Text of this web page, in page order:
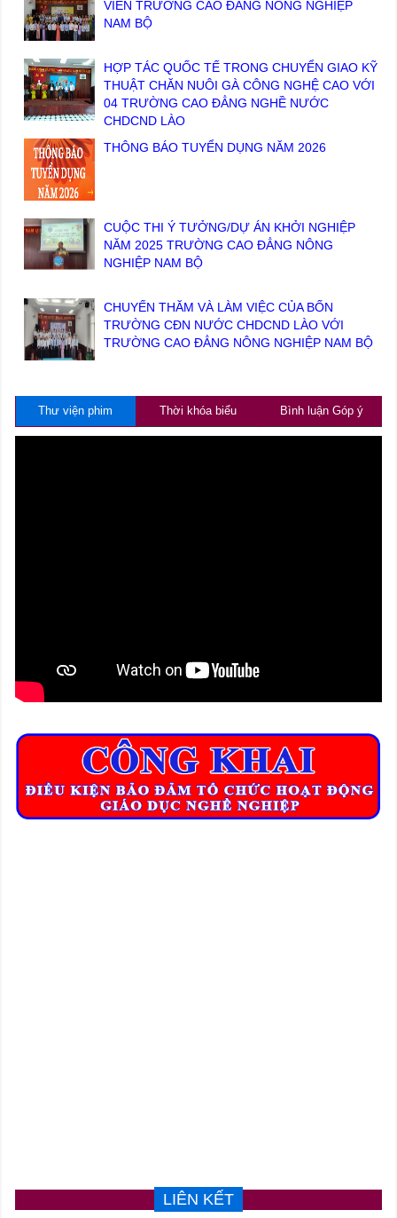
VIÊN TRƯỜNG CAO ĐẲNG NÔNG NGHIỆP
NAM BỘ
HỢP TÁC QUỐC TẾ TRONG CHUYỂN GIAO KỸ
THUẬT CHĂN NUÔI GÀ CÔNG NGHỆ CAO VỚI
04 TRƯỜNG CAO ĐẲNG NGHỀ NƯỚC
CHDCND LÀO
THÔNG BÁO TUYỂN DỤNG NĂM 2026
CUỘC THI Ý TƯỞNG/DỰ ÁN KHỞI NGHIỆP
NĂM 2025 TRƯỜNG CAO ĐẲNG NÔNG
NGHIỆP NAM BỘ
CHUYẾN THĂM VÀ LÀM VIỆC CỦA BỐN
TRƯỜNG CĐN NƯỚC CHDCND LÀO VỚI
TRƯỜNG CAO ĐẲNG NÔNG NGHIỆP NAM BỘ
Thư viện phim Thời khóa biểu Bình luận Góp ý
LIÊN KẾT